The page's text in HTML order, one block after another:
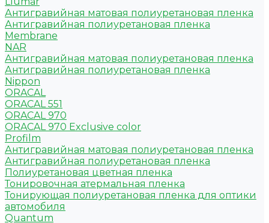
Антигравийная матовая полиуретановая пленка
Антигравийная полиуретановая пленка
Membrane
NAR
Антигравийная матовая полиуретановая пленка
Антигравийная полиуретановая пленка
Nippon
ORACAL
ORACAL 551
ORACAL 970
ORACAL 970 Exclusive color
Profilm
Антигравийная матовая полиуретановая пленка
Антигравийная полиуретановая пленка
Полиуретановая цветная пленка
Тонировочная атермальная пленка
Тонирующая полиуретановая пленка для оптики
автомобиля
Quantum